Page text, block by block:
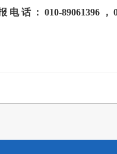
010-89061396，